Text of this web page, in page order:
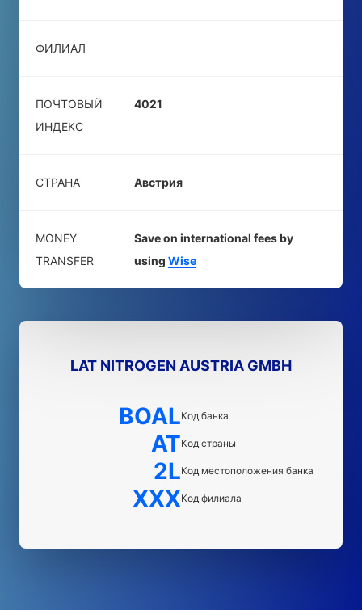
ФИЛИАЛ
ПОЧТОВЫЙ
ИНДЕКС
4021
СТРАНА Австрия
MONEY
TRANSFER
Save on international fees by
using Wise
LAT NITROGEN AUSTRIA GMBH
BOALКод банка
ATКод страны
2LКод местоположения банка
XXXКод филиала